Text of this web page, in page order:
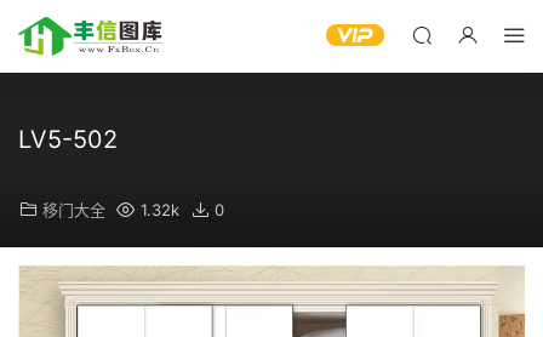
LV5-502
移门大全 1.32k 0